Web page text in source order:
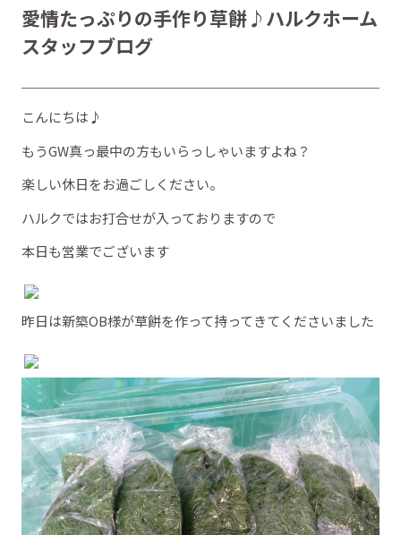
愛情たっぷりの手作り草餅♪ハルクホーム
スタッフブログ
こんにちは♪
もうGW真っ最中の方もいらっしゃいますよね？
楽しい休日をお過ごしください。
ハルクではお打合せが入っておりますので
本日も営業でございます
昨日は新築OB様が草餅を作って持ってきてくださいました